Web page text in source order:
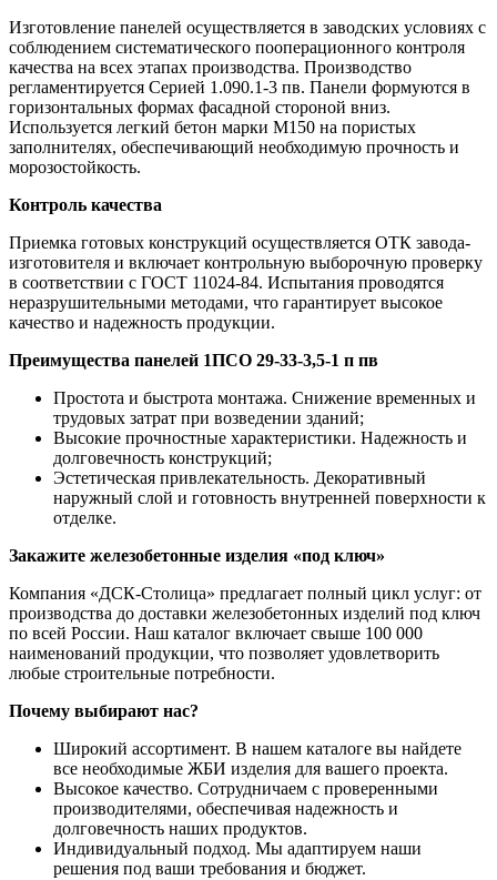
Изготовление панелей осуществляется в заводских условиях с
соблюдением систематического пооперационного контроля
качества на всех этапах производства. Производство
регламентируется Серией 1.090.1-3 пв. Панели формуются в
горизонтальных формах фасадной стороной вниз.
Используется легкий бетон марки М150 на пористых
заполнителях, обеспечивающий необходимую прочность и
морозостойкость.
Контроль качества
Приемка готовых конструкций осуществляется ОТК завода-
изготовителя и включает контрольную выборочную проверку
в соответствии с ГОСТ 11024-84. Испытания проводятся
неразрушительными методами, что гарантирует высокое
качество и надежность продукции.
Преимущества панелей 1ПСО 29-33-3,5-1 п пв
Простота и быстрота монтажа. Снижение временных и
трудовых затрат при возведении зданий;
Высокие прочностные характеристики. Надежность и
долговечность конструкций;
Эстетическая привлекательность. Декоративный
наружный слой и готовность внутренней поверхности к
отделке.
Закажите железобетонные изделия «под ключ»
Компания «ДСК-Столица» предлагает полный цикл услуг: от
производства до доставки железобетонных изделий под ключ
по всей России. Наш каталог включает свыше 100 000
наименований продукции, что позволяет удовлетворить
любые строительные потребности.
Почему выбирают нас?
Широкий ассортимент. В нашем каталоге вы найдете
все необходимые ЖБИ изделия для вашего проекта.
Высокое качество. Сотрудничаем с проверенными
производителями, обеспечивая надежность и
долговечность наших продуктов.
Индивидуальный подход. Мы адаптируем наши
решения под ваши требования и бюджет.